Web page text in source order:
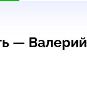
— Валерий